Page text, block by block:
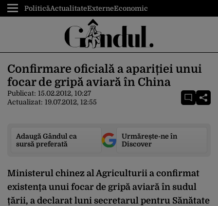
PoliticăActualitateExterneEconomic
Confirmare oficială a apariției unui
focar de gripă aviară în China
Publicat: 15.02.2012, 10:27
Actualizat: 19.07.2012, 12:55
Adaugă Gândul ca
sursă preferată
Urmărește-ne în
Discover
Ministerul chinez al Agriculturii a confirmat
existența unui focar de gripă aviară în sudul
țării, a declarat luni secretarul pentru Sănătate